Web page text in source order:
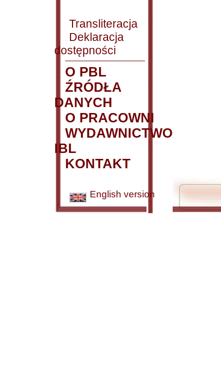
Transliteracja
Deklaracja
dostępności
O PBL
ŹRÓDŁA
DANYCH
O PRACOWNI
WYDAWNICTWO
IBL
KONTAKT
English version